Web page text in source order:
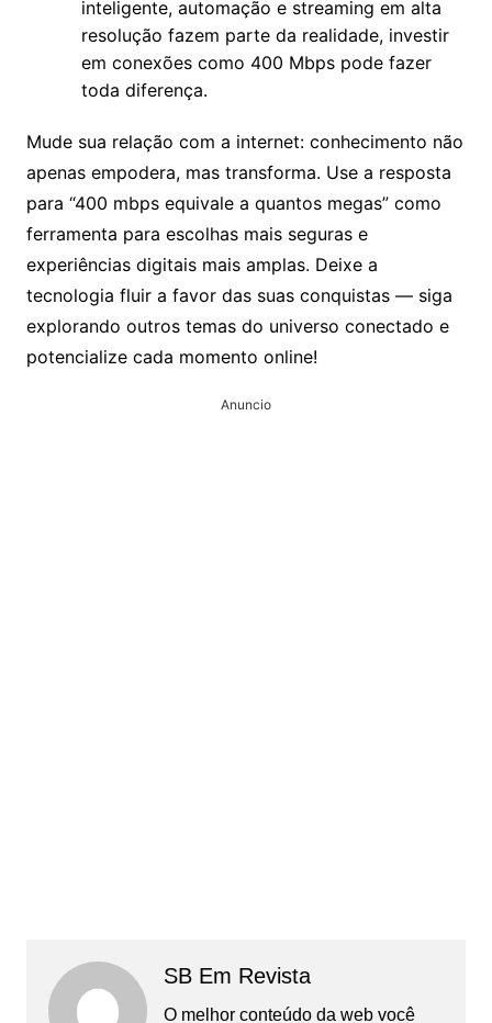
inteligente, automação e streaming em alta
resolução fazem parte da realidade, investir
em conexões como 400 Mbps pode fazer
toda diferença.
Mude sua relação com a internet: conhecimento não
apenas empodera, mas transforma. Use a resposta
para “400 mbps equivale a quantos megas” como
ferramenta para escolhas mais seguras e
experiências digitais mais amplas. Deixe a
tecnologia fluir a favor das suas conquistas — siga
explorando outros temas do universo conectado e
potencialize cada momento online!
Anuncio
SB Em Revista
O melhor conteúdo da web você